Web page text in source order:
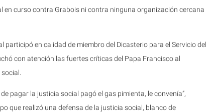
en curso contra Grabois ni contra ninguna organización cercana
participó en calidad de miembro del Dicasterio para el Servicio del
con atención las fuertes críticas del Papa Francisco al
pagar la justicia social pagó el gas pimienta, le convenía”,
que realizó una defensa de la justicia social, blanco de